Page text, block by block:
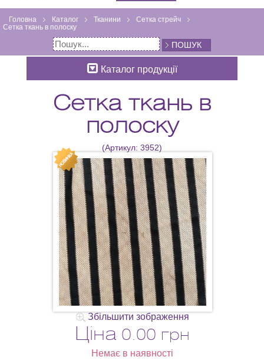
Головна Каталог Тканини
Сетка стрейч
Сетка ткань в полоску
ПОШУК
Каталог продукції
Сетка ткань в
полоску
(Артикул: 3952)
Збільшити зображення
Ціна 0.00 грн
Немає в наявності